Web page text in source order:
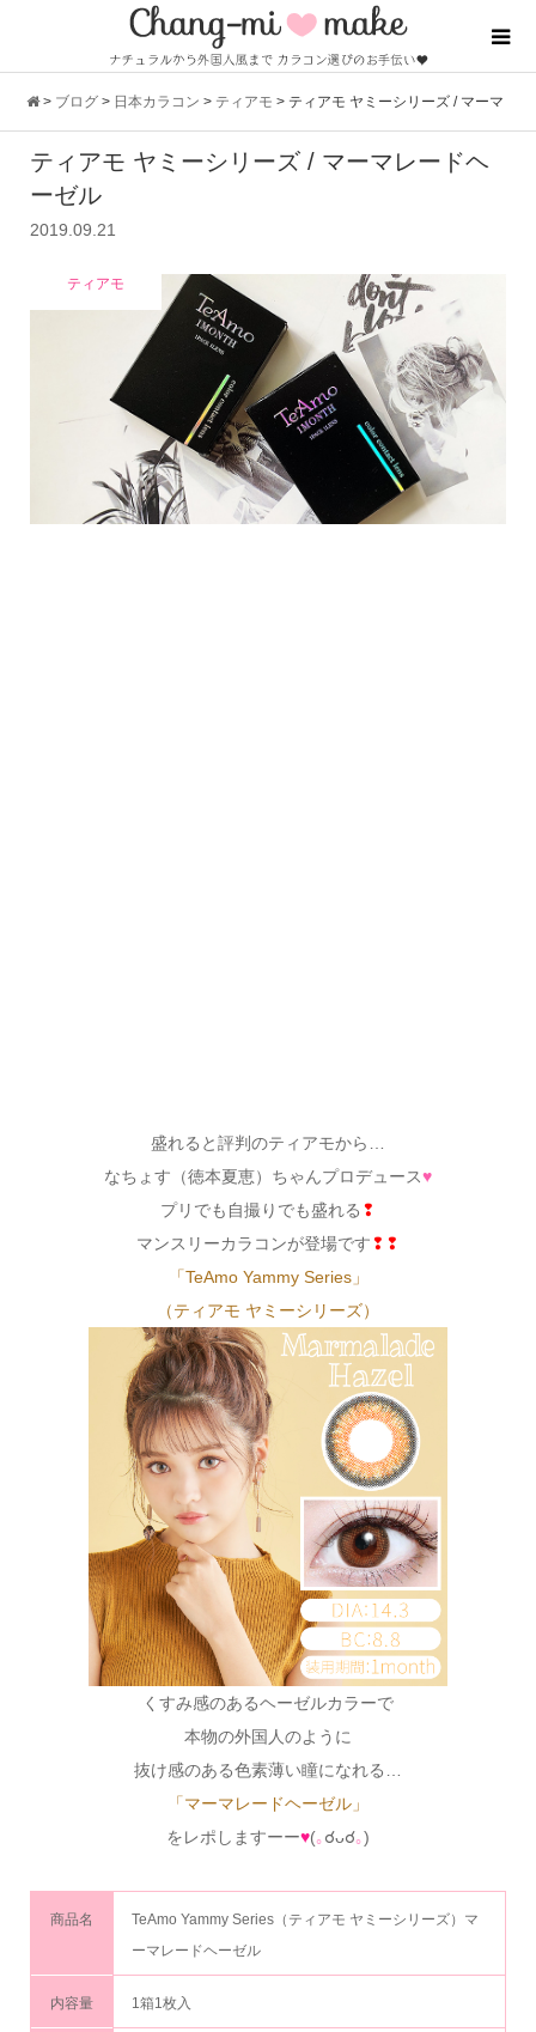
> ブログ > 日本カラコン > ティアモ > ティアモ ヤミーシリーズ / マーマ
レードヘーゼル
ティアモ ヤミーシリーズ / マーマレードヘ
ーゼル
2019.09.21
ティアモ
盛れると評判のティアモから…
なちょす（徳本夏恵）ちゃんプロデュース♥
プリでも自撮りでも盛れる ❢
マンスリーカラコンが登場です❢❢
「TeAmo Yammy Series」
（ティアモ ヤミーシリーズ）
くすみ感のあるヘーゼルカラーで
本物の外国人のように
抜け感のある色素薄い瞳になれる…
「マーマレードヘーゼル」
をレポしますーー♥(｡☌ᴗ☌｡)
商品名
TeAmo Yammy Series（ティアモ ヤミーシリーズ）マ
ーマレードヘーゼル
内容量 1箱1枚入